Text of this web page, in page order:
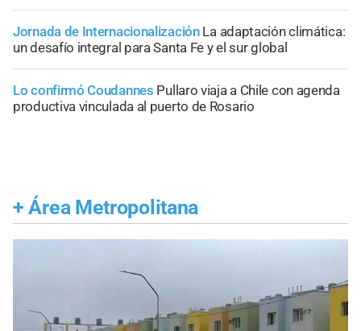
Jornada de Internacionalización La adaptación climática:
un desafío integral para Santa Fe y el sur global
Lo confirmó Coudannes Pullaro viaja a Chile con agenda
productiva vinculada al puerto de Rosario
+ Área Metropolitana